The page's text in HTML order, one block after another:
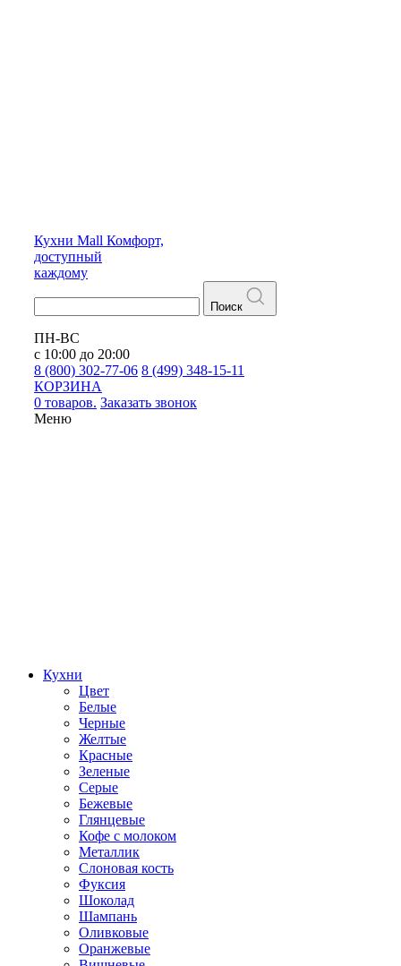
Кухни Mall Комфорт,
доступный
каждому
Поиск
ПН-ВС
с 10:00 до 20:00
8 (800) 302-77-06 8 (499) 348-15-11
КОРЗИНА
0 товаров. Заказать звонок
Меню
Кухни
Цвет
Белые
Черные
Желтые
Красные
Зеленые
Серые
Бежевые
Глянцевые
Кофе с молоком
Металлик
Слоновая кость
Фуксия
Шоколад
Шампань
Оливковые
Оранжевые